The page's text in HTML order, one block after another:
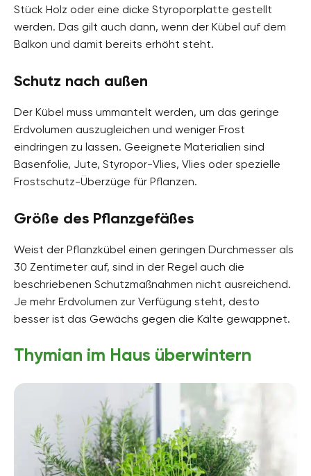
Stück Holz oder eine dicke Styroporplatte gestellt
werden. Das gilt auch dann, wenn der Kübel auf dem
Balkon und damit bereits erhöht steht.
Schutz nach außen
Der Kübel muss ummantelt werden, um das geringe
Erdvolumen auszugleichen und weniger Frost
eindringen zu lassen. Geeignete Materialien sind
Basenfolie, Jute, Styropor-Vlies, Vlies oder spezielle
Frostschutz-Überzüge für Pflanzen.
Größe des Pflanzgefäßes
Weist der Pflanzkübel einen geringen Durchmesser als
30 Zentimeter auf, sind in der Regel auch die
beschriebenen Schutzmaßnahmen nicht ausreichend.
Je mehr Erdvolumen zur Verfügung steht, desto
besser ist das Gewächs gegen die Kälte gewappnet.
Thymian im Haus überwintern